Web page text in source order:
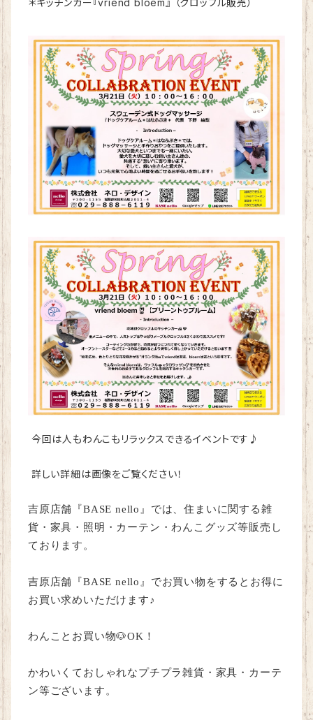
＊キッチンカー『vriend bloem』 （クロッフル販売）
今回は人もわんこもリラックスできるイベントです♪
詳しい詳細は画像をご覧ください！
吉原店舗 『BASEnello 』では、住まいに関する雑
貨・家具・照明・カーテン・わんこグッズ等販売し
ております。
吉原店舗 『BASEnello 』 でお買い物をするとお得に
お買い求めいただけます♪
わんことお買い物🐶OK ！
かわいくておしゃれなプチプラ雑貨・家具・カーテ
ン等ございます。